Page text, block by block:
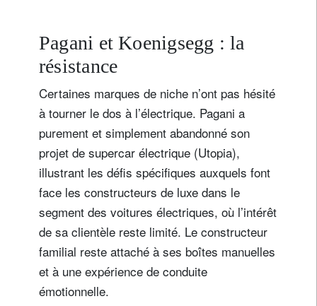
Pagani et Koenigsegg : la
résistance
Certaines marques de niche n’ont pas hésité
à tourner le dos à l’électrique. Pagani a
purement et simplement abandonné son
projet de supercar électrique (Utopia),
illustrant les défis spécifiques auxquels font
face les constructeurs de luxe dans le
segment des voitures électriques, où l’intérêt
de sa clientèle reste limité. Le constructeur
familial reste attaché à ses boîtes manuelles
et à une expérience de conduite
émotionnelle.